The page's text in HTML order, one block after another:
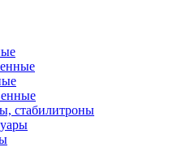
стабилитроны